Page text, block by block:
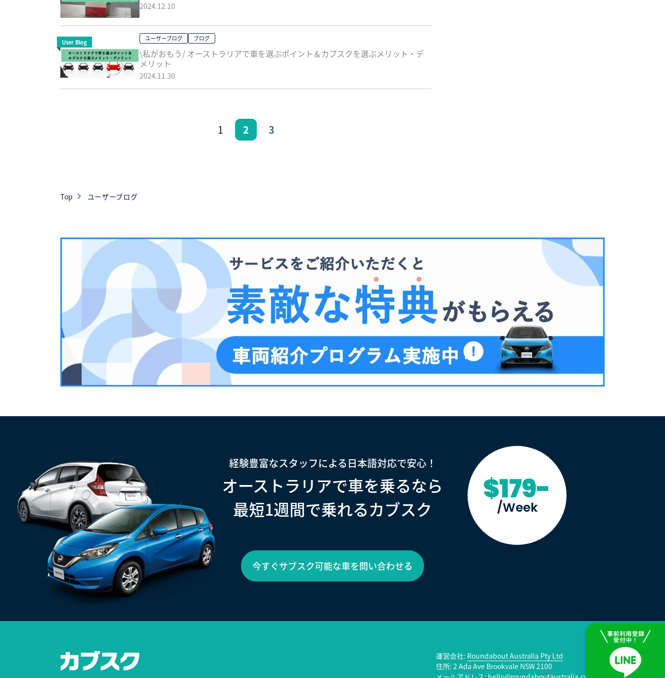
2024.12.10
User Blog ユーザーブログ ブログ
\私がおもう/ オーストラリアで車を選ぶポイント＆カブスクを選ぶメリット・デ
メリット
2024.11.30
1 2 3
Top ユーザーブログ
経験豊富なスタッフによる日本語対応で安心！
オーストラリアで車を乗るなら
最短1週間で乗れるカブスク
今すぐサブスク可能な車を問い合わせる
$179-
/Week
運営会社: Roundabout Australia Pty Ltd
住所: 2 Ada Ave Brookvale NSW 2100